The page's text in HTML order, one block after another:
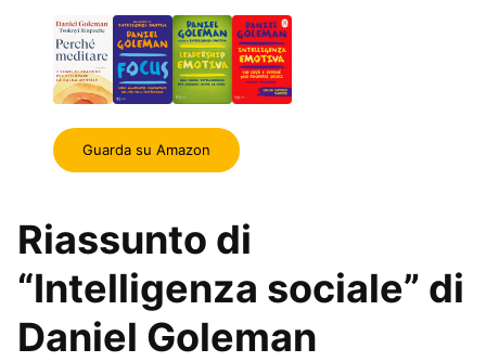
Guarda su Amazon
Riassunto di
“Intelligenza sociale” di
Daniel Goleman